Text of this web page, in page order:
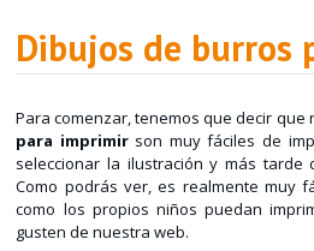
Dibujos de burros
Para comenzar, tenemos que decir que
para imprimirson muy fáciles de
seleccionar la ilustración y más tarde
Como podrás ver, es realmente muy
como los propios niños puedan
gusten de nuestra web.